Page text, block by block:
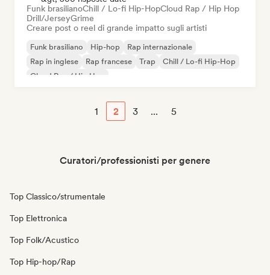
Funk brasilianoChill / Lo-fi Hip-HopCloud Rap / Hip Hop
Drill/JerseyGrime
Creare post o reel di grande impatto sugli artisti
Funk brasiliano Hip-hop
Rap internazionale
Rap in inglese
Rap francese Trap
Chill / Lo-fi Hip-Hop
Cloud Rap / Hip Hop
1 2 3 ... 5
Curatori/professionisti per genere
Top Classico/strumentale
Top Elettronica
Top Folk/Acustico
Top Hip-hop/Rap